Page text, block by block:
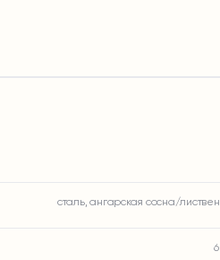
сталь, ангарская сосна/